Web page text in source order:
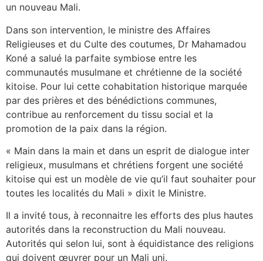
un nouveau Mali.
Dans son intervention, le ministre des Affaires
Religieuses et du Culte des coutumes, Dr Mahamadou
Koné a salué la parfaite symbiose entre les
communautés musulmane et chrétienne de la société
kitoise. Pour lui cette cohabitation historique marquée
par des prières et des bénédictions communes,
contribue au renforcement du tissu social et la
promotion de la paix dans la région.
« Main dans la main et dans un esprit de dialogue inter
religieux, musulmans et chrétiens forgent une société
kitoise qui est un modèle de vie qu’il faut souhaiter pour
toutes les localités du Mali » dixit le Ministre.
Il a invité tous, à reconnaitre les efforts des plus hautes
autorités dans la reconstruction du Mali nouveau.
Autorités qui selon lui, sont à équidistance des religions
qui doivent œuvrer pour un Mali uni.